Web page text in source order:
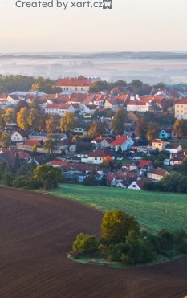
Created by xart.cz